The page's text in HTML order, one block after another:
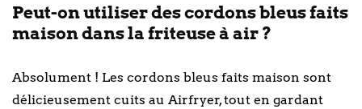
Peut-on utiliser des cordons bleus faits
maison dans la friteuse à air ?
Absolument ! Les cordons bleus faits maison sont
délicieusement cuits au Airfryer, tout en gardant